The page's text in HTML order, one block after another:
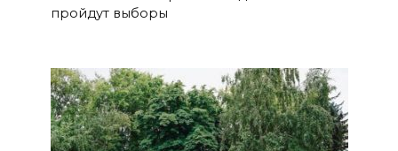
пройдут выборы